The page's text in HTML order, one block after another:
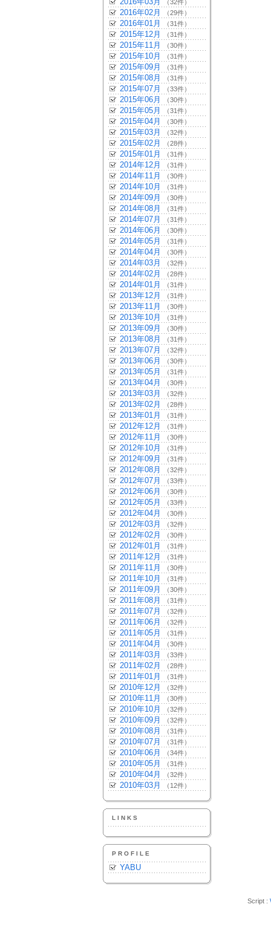
（32件）
2016年02月 （29件）
2016年01月 （31件）
2015年12月 （31件）
2015年11月 （30件）
2015年10月 （31件）
2015年09月 （31件）
2015年08月 （31件）
2015年07月 （33件）
2015年06月 （30件）
2015年05月 （31件）
2015年04月 （30件）
2015年03月 （32件）
2015年02月 （28件）
2015年01月 （31件）
2014年12月 （31件）
2014年11月 （30件）
2014年10月 （31件）
2014年09月 （30件）
2014年08月 （31件）
2014年07月 （31件）
2014年06月 （30件）
2014年05月 （31件）
2014年04月 （30件）
2014年03月 （32件）
2014年02月 （28件）
2014年01月 （31件）
2013年12月 （31件）
2013年11月 （30件）
2013年10月 （31件）
2013年09月 （30件）
2013年08月 （31件）
2013年07月 （32件）
2013年06月 （30件）
2013年05月 （31件）
2013年04月 （30件）
2013年03月 （32件）
2013年02月 （28件）
2013年01月 （31件）
2012年12月 （31件）
2012年11月 （30件）
2012年10月 （31件）
2012年09月 （31件）
2012年08月 （32件）
2012年07月 （33件）
2012年06月 （30件）
2012年05月 （33件）
2012年04月 （30件）
2012年03月 （32件）
2012年02月 （30件）
2012年01月 （31件）
2011年12月 （31件）
2011年11月 （30件）
2011年10月 （31件）
2011年09月 （30件）
2011年08月 （31件）
2011年07月 （32件）
2011年06月 （32件）
2011年05月 （31件）
2011年04月 （30件）
2011年03月 （33件）
2011年02月 （28件）
2011年01月 （31件）
2010年12月 （32件）
2010年11月 （30件）
2010年10月 （32件）
2010年09月 （32件）
2010年08月 （31件）
2010年07月 （31件）
2010年06月 （34件）
2010年05月 （31件）
2010年04月 （32件）
2010年03月 （12件）
LINKS
PROFILE
YABU
Script :